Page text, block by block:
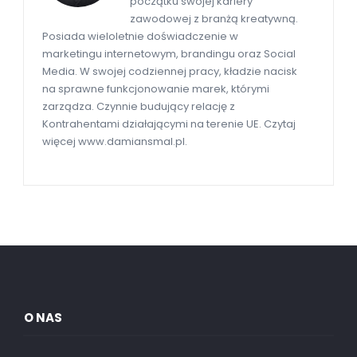
zawodowej z branżą kreatywną.
Posiada wieloletnie doświadczenie w
marketingu internetowym, brandingu oraz Social
Media. W swojej codziennej pracy, kładzie nacisk
na sprawne funkcjonowanie marek, którymi
zarządza. Czynnie budujący relację z
Kontrahentami działającymi na terenie UE. Czytaj
więcej www.damiansmal.pl.
O NAS